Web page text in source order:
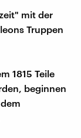
mit der
Truppen
1815 Teile
beginnen